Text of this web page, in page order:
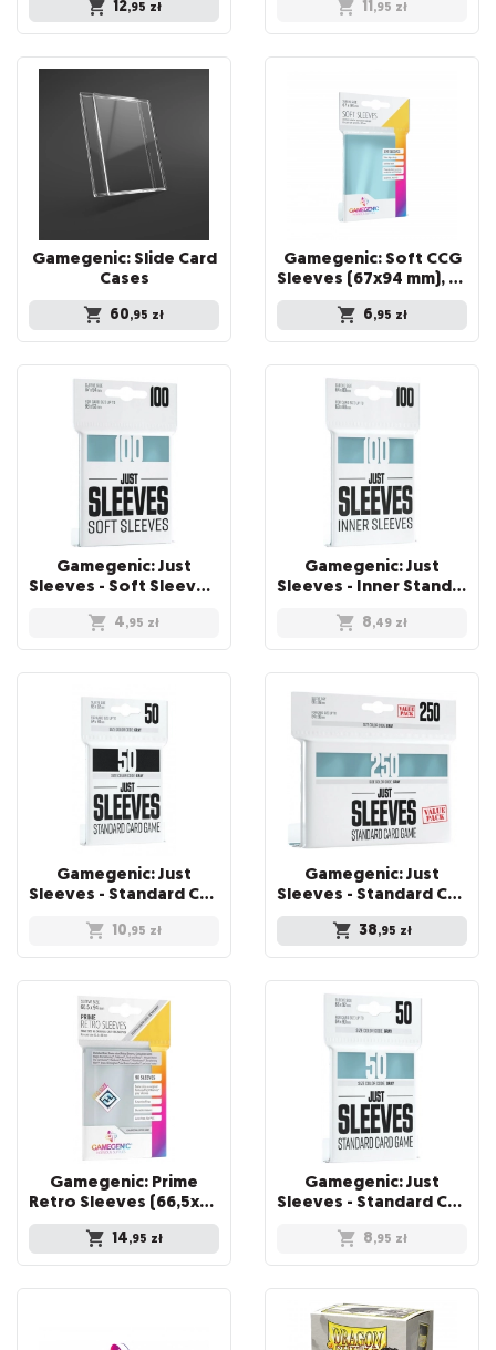
12,95 zł 11,95 zł
Gamegenic: Slide Card
Cases
60,95 zł
Gamegenic: Soft CCG
Sleeves (67x94 mm), 100 sztuk
6,95 zł
Gamegenic: Just
Sleeves - Soft Sleeves (67 x 94 mm) 100 sztuk, Clear
4,95 zł
Gamegenic: Just
Sleeves - Inner Standard Card Game Sleeves (64x89 mm), 100 sztuk
8,49 zł
Gamegenic: Just
Sleeves - Standard Card Game Sleeves (66x91 mm), Czarne, 50 sztuk
10,95 zł
Gamegenic: Just
Sleeves - Standard Card Game Sleeves (66x92 mm) - Value Pack, 250 sztuk
38,95 zł
Gamegenic: Prime
Retro Sleeves (66,5x94 mm) 50 sztuk, Clear
14,95 zł
Gamegenic: Just
Sleeves - Standard Card Game Sleeves (66x91 mm), 50 sztuk
8,95 zł